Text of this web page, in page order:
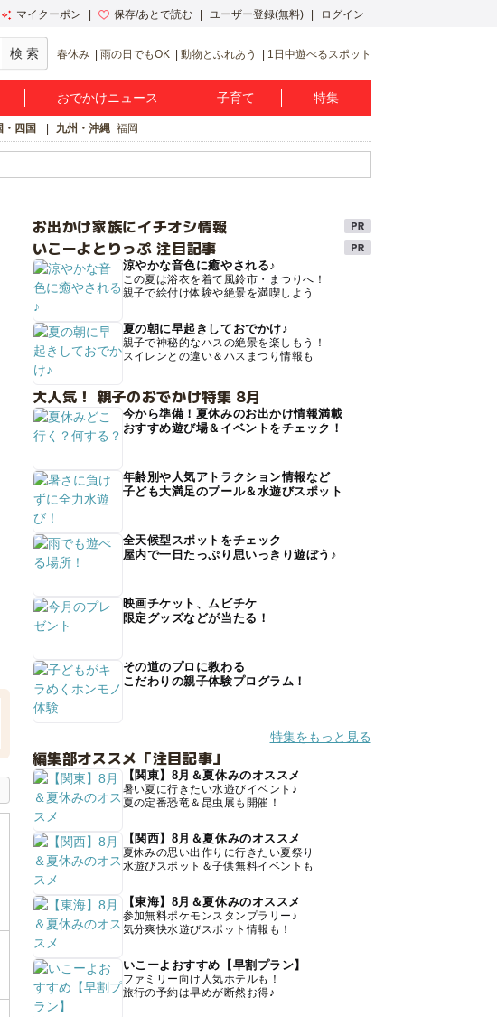
マイクーポン 保存/あとで読む ユーザー登録(無料) ログイン
春休み 雨の日でもOK 動物とふれあう 1日中遊べるスポット
おでかけニュース 子育て 特集
・四国 九州・沖縄 福岡
お出かけ家族にイチオシ情報
いこーよとりっぷ 注目記事
涼やかな音色に癒やされる♪
この夏は浴衣を着て風鈴市・まつりへ！
親子で絵付け体験や絶景を満喫しよう
夏の朝に早起きしておでかけ♪
親子で神秘的なハスの絶景を楽しもう！
スイレンとの違い＆ハスまつり情報も
大人気！ 親子のおでかけ特集 8月
今から準備！夏休みのお出かけ情報満載
おすすめ遊び場＆イベントをチェック！
年齢別や人気アトラクション情報など
子ども大満足のプール＆水遊びスポット
全天候型スポットをチェック
屋内で一日たっぷり思いっきり遊ぼう♪
映画チケット、ムビチケ
限定グッズなどが当たる！
その道のプロに教わる
こだわりの親子体験プログラム！
特集をもっと見る
編集部オススメ「注目記事」
【関東】8月＆夏休みのオススメ
暑い夏に行きたい水遊びイベント♪
夏の定番恐竜＆昆虫展も開催！
【関西】8月＆夏休みのオススメ
夏休みの思い出作りに行きたい夏祭り
水遊びスポット＆子供無料イベントも
【東海】8月＆夏休みのオススメ
参加無料ポケモンスタンプラリー♪
気分爽快水遊びスポット情報も！
いこーよおすすめ【早割プラン】
ファミリー向け人気ホテルも！
旅行の予約は早めが断然お得♪